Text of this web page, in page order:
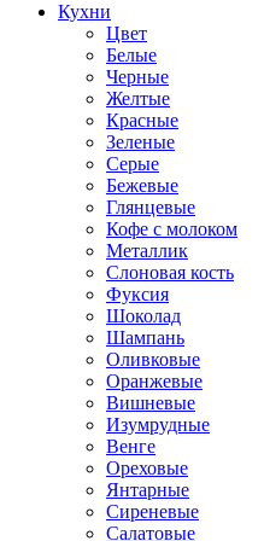
Кухни
Цвет
Белые
Черные
Желтые
Красные
Зеленые
Серые
Бежевые
Глянцевые
Кофе с молоком
Металлик
Слоновая кость
Фуксия
Шоколад
Шампань
Оливковые
Оранжевые
Вишневые
Изумрудные
Венге
Ореховые
Янтарные
Сиреневые
Салатовые